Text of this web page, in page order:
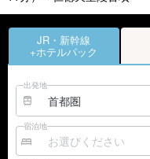
JR・新幹線
+ホテルパック
出発地
宿泊地